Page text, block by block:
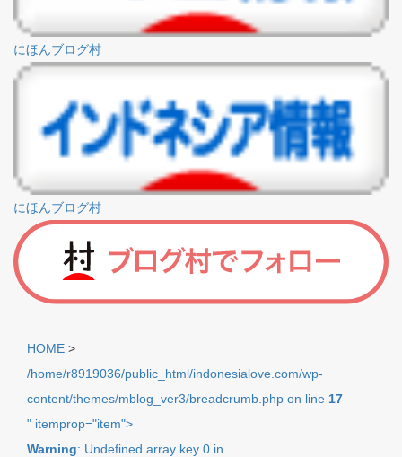
にほんブログ村
にほんブログ村
HOME >
/home/r8919036/public_html/indonesialove.com/wp-
content/themes/mblog_ver3/breadcrumb.php on line 17
" itemprop="item">
Warning: Undefined array key 0 in